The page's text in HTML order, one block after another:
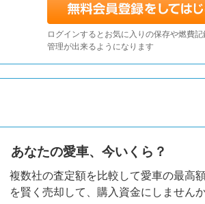
ログインするとお気に入りの保存や燃費
管理が出来るようになります
あなたの愛車、今いくら？
複数社の査定額を比較して愛車の最高
を賢く売却して、購入資金にしません